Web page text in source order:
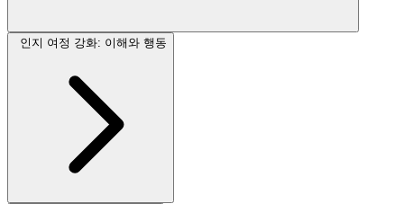
인지 여정 강화: 이해와 행동